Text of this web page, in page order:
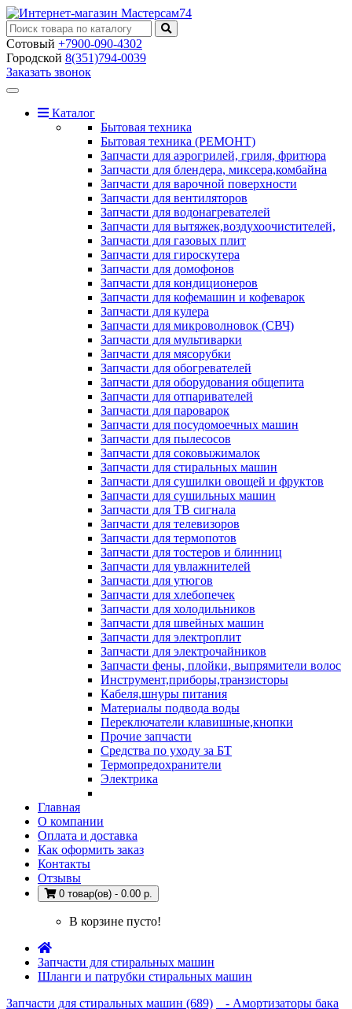
Сотовый +7900-090-4302
Городской 8(351)794-0039
Заказать звонок
Toggle
navigationКаталог
Бытовая техника
Бытовая техника (РЕМОНТ)
Запчасти для аэрогрилей, гриля, фритюра
Запчасти для блендера, миксера,комбайна
Запчасти для варочной поверхности
Запчасти для вентиляторов
Запчасти для водонагревателей
Запчасти для вытяжек,воздухоочистителей,
Запчасти для газовых плит
Запчасти для гироскутера
Запчасти для домофонов
Запчасти для кондиционеров
Запчасти для кофемашин и кофеварок
Запчасти для кулера
Запчасти для микроволновок (СВЧ)
Запчасти для мультиварки
Запчасти для мясорубки
Запчасти для обогревателей
Запчасти для оборудования общепита
Запчасти для отпаривателей
Запчасти для пароварок
Запчасти для посудомоечных машин
Запчасти для пылесосов
Запчасти для соковыжималок
Запчасти для стиральных машин
Запчасти для сушилки овощей и фруктов
Запчасти для сушильных машин
Запчасти для ТВ сигнала
Запчасти для телевизоров
Запчасти для термопотов
Запчасти для тостеров и блинниц
Запчасти для увлажнителей
Запчасти для утюгов
Запчасти для хлебопечек
Запчасти для холодильников
Запчасти для швейных машин
Запчасти для электроплит
Запчасти для электрочайников
Запчасти фены, плойки, выпрямители волос
Инструмент,приборы,транзисторы
Кабеля,шнуры питания
Материалы подвода воды
Переключатели клавишные,кнопки
Прочие запчасти
Средства по уходу за БТ
Термопредохранители
Электрика
Главная
О компании
Оплата и доставка
Как оформить заказ
Контакты
Отзывы
0 товар(ов) - 0.00 р.
В корзине пусто!
Запчасти для стиральных машин
Шланги и патрубки стиральных машин
Запчасти для стиральных машин (689)
- Амортизаторы бака